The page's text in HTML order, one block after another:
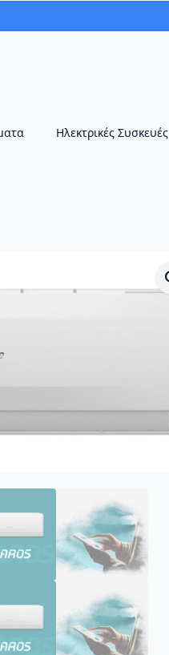
Ηλεκτρικές Συσκευές